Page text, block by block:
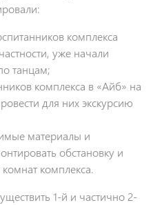
комплекса
уже начали
танцам;
комплекса в «Айб» на
для них экскурсию
материалы и
обстановку и
комплекса.
1-й и частично 2-